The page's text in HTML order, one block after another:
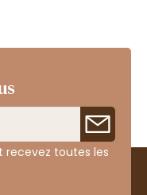
recevez toutes les